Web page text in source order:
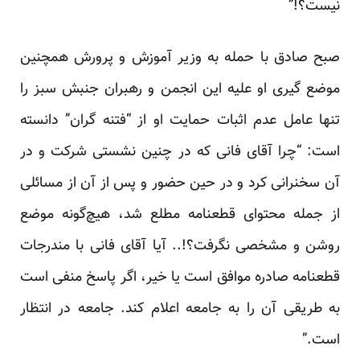
نیست؟!”
صبح صادق با حمله به وزیر آموزش و پرورش همچنین
موضع گیری او علیه این انجمن و رهبران جنبش سبز را
تنها عامل عدم اثبات حمایت او از “فتنه گران” دانسته
است: “چرا آقای فانی که در چنین نشستی شرکت و در
آن سخنرانی کرد و در حین حضور و پس از آن از مسائلی
از جمله محتوای قطعنامه مطلع شد، هیچ‌گونه موضع
روشن و مشخصی نگرفت؟!.. آیا آقای فانی با مندرجات
قطعنامه صادره موافق است یا خیر، اگر پاسخ منفی است
به طریقی آن را به جامعه اعلام کند. جامعه در انتظار
است.”